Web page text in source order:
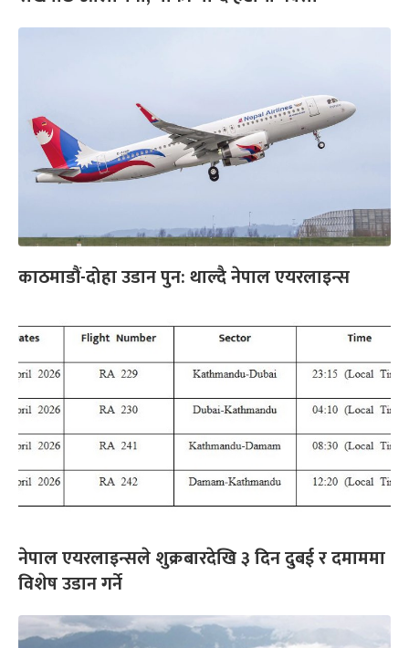
काठमाडौं-दोहा उडान पुन: थाल्दै नेपाल एयरलाइन्स
नेपाल एयरलाइन्सले शुक्रबारदेखि ३ दिन दुबई र दमाममा
विशेष उडान गर्ने